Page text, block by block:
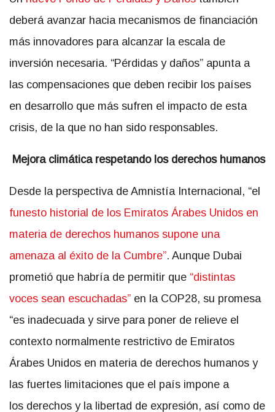
deberá avanzar hacia mecanismos de financiación
más innovadores para alcanzar la escala de
inversión necesaria. “Pérdidas y daños” apunta a
las compensaciones que deben recibir los países
en desarrollo que más sufren el impacto de esta
crisis, de la que no han sido responsables.
Mejora climática respetando los derechos humanos
Desde la perspectiva de Amnistía Internacional, “el
funesto historial de los Emiratos Árabes Unidos en
materia de derechos humanos supone una
amenaza al éxito de la Cumbre”. Aunque Dubai
prometió que habría de permitir que “distintas
voces sean escuchadas” en la COP28, su promesa
“es inadecuada y sirve para poner de relieve el
contexto normalmente restrictivo de Emiratos
Árabes Unidos en materia de derechos humanos y
las fuertes limitaciones que el país impone a
los derechos y la libertad de expresión, así como de